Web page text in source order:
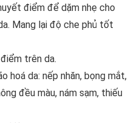
điểm để dặm nhẹ cho
Mang lại độ che phủ tốt
trên da.
hoá da: nếp nhăn, bọng mắt,
đều màu, nám sạm, thiếu